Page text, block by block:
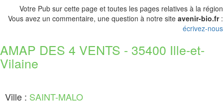
Votre Pub sur cette page et toutes les pages relatives à la région
Vous avez un commentaire, une question à notre site avenir-bio.fr:
écrivez-nous
AMAP DES 4 VENTS - 35400 Ille-et-
Vilaine
Ville : SAINT-MALO